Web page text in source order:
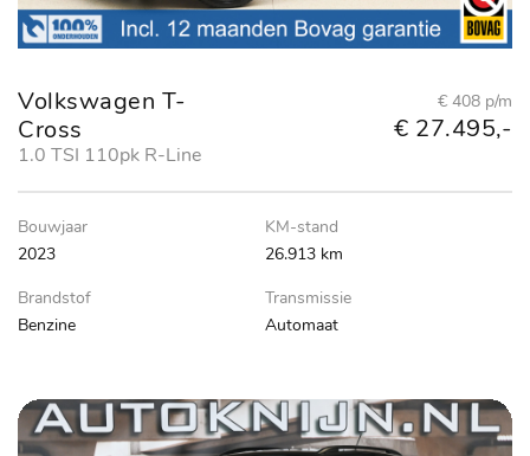
Volkswagen T-
Cross
1.0 TSI 110pk R-Line
€ 408 p/m
€ 27.495,-
Bouwjaar
2023
KM-stand
26.913 km
Brandstof
Benzine
Transmissie
Automaat